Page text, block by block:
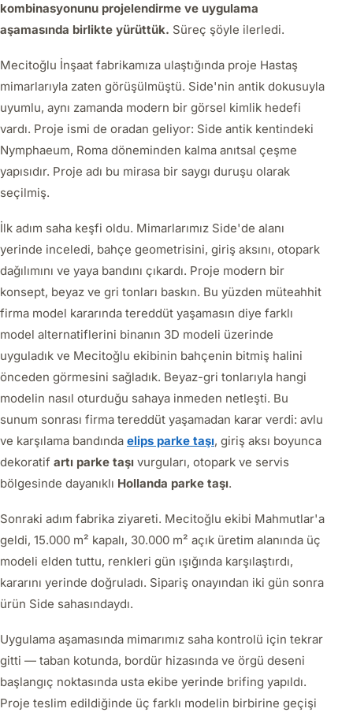
kombinasyonunu projelendirme ve uygulama
aşamasında birlikte yürüttük. Süreç şöyle ilerledi.
Mecitoğlu İnşaat fabrikamıza ulaştığında proje Hastaş
mimarlarıyla zaten görüşülmüştü. Side'nin antik dokusuyla
uyumlu, aynı zamanda modern bir görsel kimlik hedefi
vardı. Proje ismi de oradan geliyor: Side antik kentindeki
Nymphaeum, Roma döneminden kalma anıtsal çeşme
yapısıdır. Proje adı bu mirasa bir saygı duruşu olarak
seçilmiş.
İlk adım saha keşfi oldu. Mimarlarımız Side'de alanı
yerinde inceledi, bahçe geometrisini, giriş aksını, otopark
dağılımını ve yaya bandını çıkardı. Proje modern bir
konsept, beyaz ve gri tonları baskın. Bu yüzden müteahhit
firma model kararında tereddüt yaşamasın diye farklı
model alternatiflerini binanın 3D modeli üzerinde
uyguladık ve Mecitoğlu ekibinin bahçenin bitmiş halini
önceden görmesini sağladık. Beyaz-gri tonlarıyla hangi
modelin nasıl oturduğu sahaya inmeden netleşti. Bu
sunum sonrası firma tereddüt yaşamadan karar verdi: avlu
ve karşılama bandında elips parke taşı, giriş aksı boyunca
dekoratif artı parke taşı vurguları, otopark ve servis
bölgesinde dayanıklı Hollanda parke taşı.
Sonraki adım fabrika ziyareti. Mecitoğlu ekibi Mahmutlar'a
geldi, 15.000 m² kapalı, 30.000 m² açık üretim alanında üç
modeli elden tuttu, renkleri gün ışığında karşılaştırdı,
kararını yerinde doğruladı. Sipariş onayından iki gün sonra
ürün Side sahasındaydı.
Uygulama aşamasında mimarımız saha kontrolü için tekrar
gitti — taban kotunda, bordür hizasında ve örgü deseni
başlangıç noktasında usta ekibe yerinde brifing yapıldı.
Proje teslim edildiğinde üç farklı modelin birbirine geçişi